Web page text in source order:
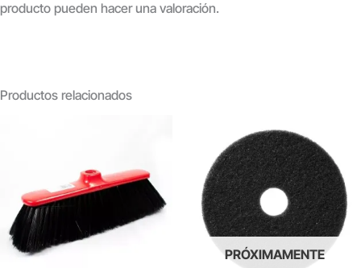
producto pueden hacer una valoración.
Productos relacionados
PRÓXIMAMENTE